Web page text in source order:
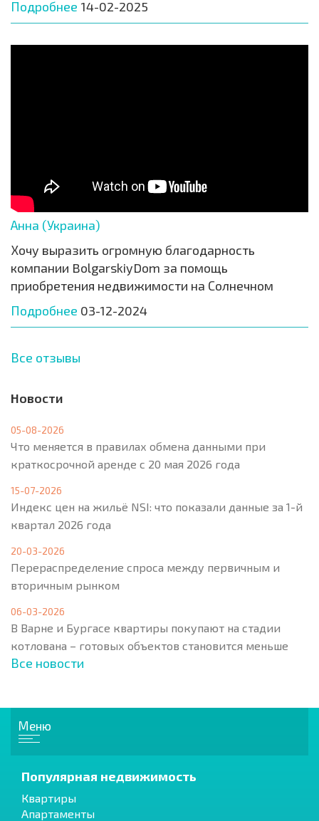
Подробнее 14-02-2025
Анна (Украина)
Хочу выразить огромную благодарность
компании BolgarskiyDom за помощь
приобретения недвижимости на Солнечном
Подробнее 03-12-2024
Все отзывы
Новости
05-08-2026
Что меняется в правилах обмена данными при
краткосрочной аренде с 20 мая 2026 года
15-07-2026
Индекс цен на жильё NSI: что показали данные за 1-й
квартал 2026 года
20-03-2026
Перераспределение спроса между первичным и
вторичным рынком
06-03-2026
В Варне и Бургасе квартиры покупают на стадии
котлована – готовых объектов становится меньше
Все новости
Меню
Популярная недвижимость
Квартиры
Апартаменты